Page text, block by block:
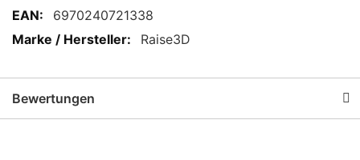
Informationen6970240721338
Raise3D
Bewertungen